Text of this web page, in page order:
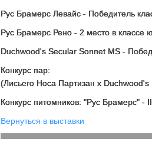
Рус Брамерс Левайс - Победитель
Рус Брамерс Рено - 2 место в классе
Duchwood's Secular Sonnet MS -
Конкурс пар:
(Лисьего Носа Партизан х
Конкурс питомников: "Рус Брамерс" -
Вернуться в выставки